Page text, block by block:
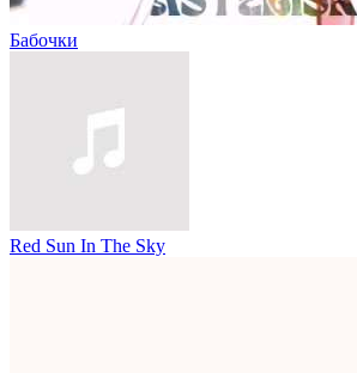
Бабочки
Red Sun In The Sky